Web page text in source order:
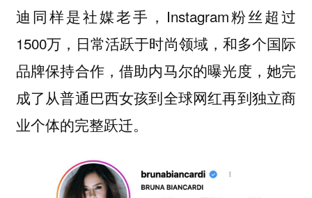
迪同样是社媒老手，Instagram粉丝超过
1500万，日常活跃于时尚领域，和多个国际
品牌保持合作，借助内马尔的曝光度，她完
成了从普通巴西女孩到全球网红再到独立商
业个体的完整跃迁。